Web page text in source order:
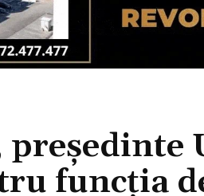
funcția